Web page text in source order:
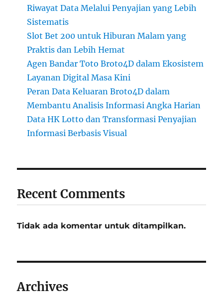
Riwayat Data Melalui Penyajian yang Lebih
Sistematis
Slot Bet 200 untuk Hiburan Malam yang
Praktis dan Lebih Hemat
Agen Bandar Toto Broto4D dalam Ekosistem
Layanan Digital Masa Kini
Peran Data Keluaran Broto4D dalam
Membantu Analisis Informasi Angka Harian
Data HK Lotto dan Transformasi Penyajian
Informasi Berbasis Visual
Recent Comments
Tidak ada komentar untuk ditampilkan.
Archives